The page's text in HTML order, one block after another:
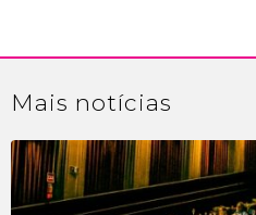
Mais notícias